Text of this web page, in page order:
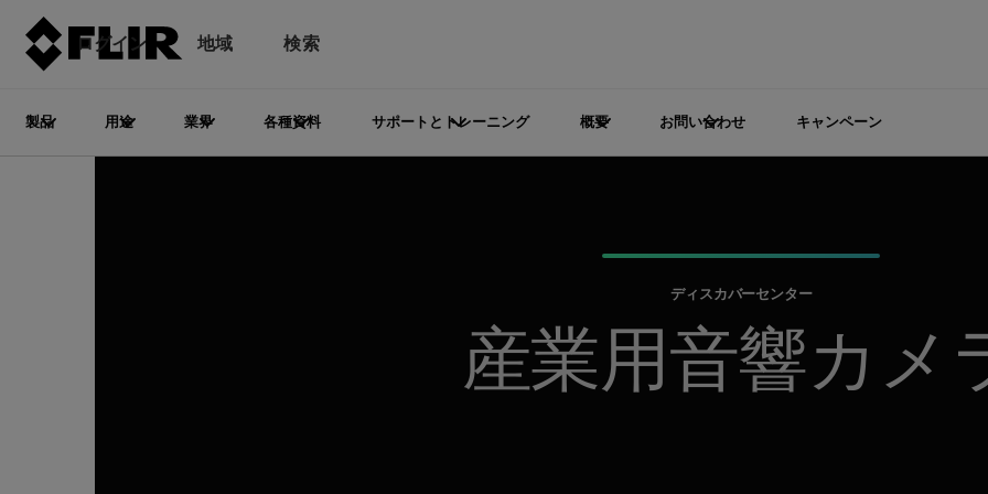
ログイン 地域 検索
製品 用途 業界 各種資料 サポートとトレーニング 概要 お問い合わせ キャンペーン
ディスカバーセンター
産業用音響カメ